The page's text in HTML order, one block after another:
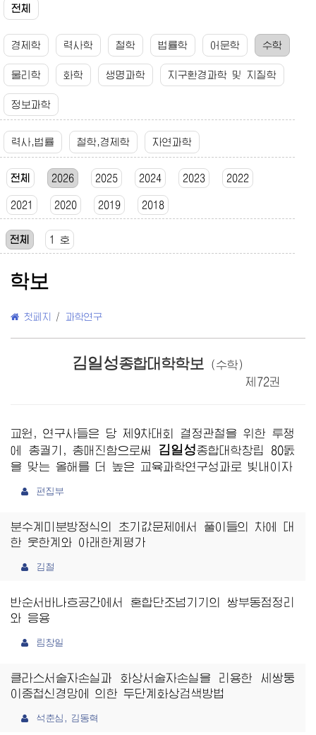
전체
경제학 력사학 철학 법률학 어문학 수학
물리학 화학 생명과학 지구환경과학 및 지질학
정보과학
력사,법률 철학,경제학 자연과학
전체 2026 2025 2024 2023 2022
2021 2020 2019 2018
전체 1 호
학보
첫페지 / 과학연구
김일성종합대학학보
(수학)
제72권
교원, 연구사들은 당 제9차대회 결정관철을 위한 투쟁
에 총궐기, 총매진함으로써 김일성종합대학창립 80돐
을 맞는 올해를 더 높은 교육과학연구성과로 빛내이자
편집부
분수계미분방정식의 초기값문제에서 풀이들의 차에 대
한 웃한계와 아래한계평가
김철
반순서바나흐공간에서 혼합단조넘기기의 쌍부동점정리
와 응용
림창일
클라스서술자손실과 화상서술자손실을 리용한 세쌍둥
이중첩신경망에 의한 두단계화상검색방법
석춘심, 김동혁